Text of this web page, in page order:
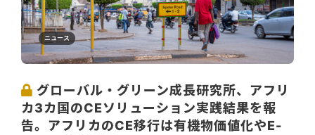
ニュース
グローバル・グリーン成長研究所、アフリ
カ3カ国のCEソリューション実践結果を報
告。アフリカのCE移行は有機物価値化やE-